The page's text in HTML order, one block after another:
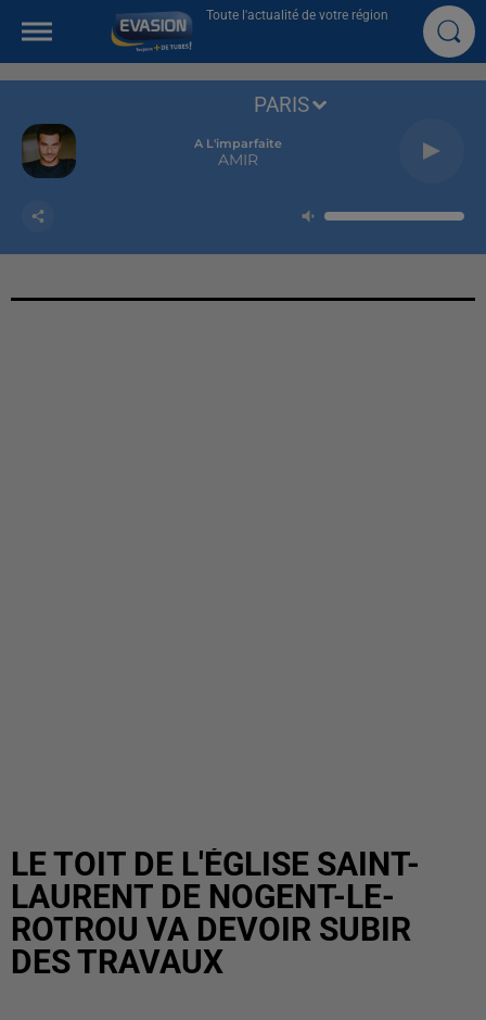
Toute l'actualité de votre région
A L'imparfaite
AMIR
PARIS
LE TOIT DE L'ÉGLISE SAINT-
LAURENT DE NOGENT-LE-
ROTROU VA DEVOIR SUBIR
DES TRAVAUX